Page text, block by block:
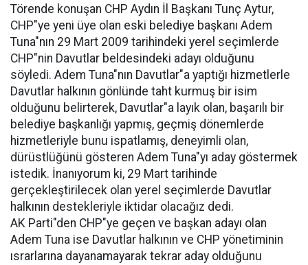
Törende konuşan CHP Aydın İl Başkanı Tunç Aytur,
CHP"ye yeni üye olan eski belediye başkanı Adem
Tuna"nın 29 Mart 2009 tarihindeki yerel seçimlerde
CHP"nin Davutlar beldesindeki adayı olduğunu
söyledi. Adem Tuna"nın Davutlar"a yaptığı hizmetlerle
Davutlar halkının gönlünde taht kurmuş bir isim
olduğunu belirterek, Davutlar"a layık olan, başarılı bir
belediye başkanlığı yapmış, geçmiş dönemlerde
hizmetleriyle bunu ispatlamış, deneyimli olan,
dürüstlüğünü gösteren Adem Tuna"yı aday göstermek
istedik. İnanıyorum ki, 29 Mart tarihinde
gerçekleştirilecek olan yerel seçimlerde Davutlar
halkının destekleriyle iktidar olacağız dedi.
AK Parti"den CHP"ye geçen ve başkan adayı olan
Adem Tuna ise Davutlar halkının ve CHP yönetiminin
ısrarlarına dayanamayarak tekrar aday olduğunu